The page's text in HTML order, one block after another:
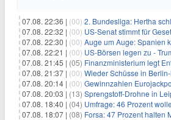
07.08. 22:36 | (00) 2. Bundesliga: Hertha
07.08. 22:32 | (00) US-Senat stimmt für
07.08. 22:30 | (00) Auge um Auge: Spanien
07.08. 22:21 | (00) US-Börsen legen zu - Trump geht
07.08. 21:45 | (05) Finanzministerium legt
07.08. 21:37 | (00) Wieder Schüsse in
07.08. 20:14 | (00) Gewinnzahlen Eurojackpot
07.08. 20:03 | (13) Sprengstoff-Drohne in Leipzig:
07.08. 18:40 | (04) Umfrage: 46 Prozent wollen
07.08. 18:07 | (08) Forsa: 47 Prozent halten Merkel